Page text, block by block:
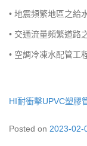
• 地震頻繁地區之給
• 交通流量頻繁道路
• 空調冷凍水配管工
HI耐衝擊UPVC塑膠
Posted on 2023-02-